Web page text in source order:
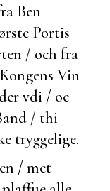
Ben
Portis
/ och fra
Vin
vdi / oc
/ thi
tryggelige.
/ met